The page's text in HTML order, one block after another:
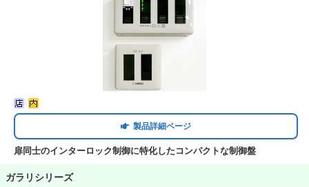
製品詳細ページ
扉同士のインターロック制御に特化したコンパクトな制御盤
ガラリシリーズ